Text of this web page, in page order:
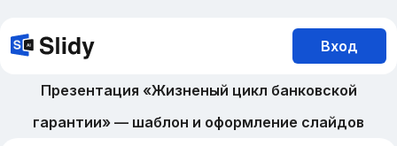
Вход
Презентация «Жизненый цикл банковской
гарантии» — шаблон и оформление слайдов